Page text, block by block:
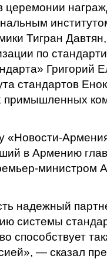
Тигран
по
Григорий
стандартов
примышленных
«Новости-
в Армению
министром
надежный
системы
способствует
— сказал